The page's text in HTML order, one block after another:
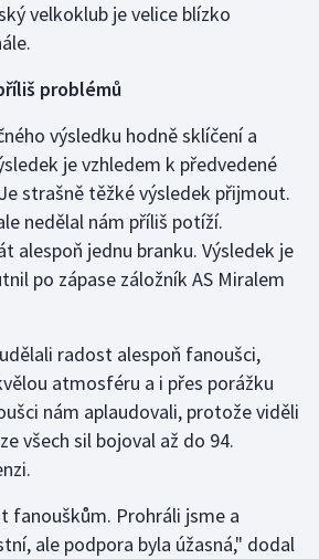
velkoklub je velice blízko
problémů
výsledku hodně sklíčení a
je vzhledem k předvedené
strašně těžké výsledek přijmout.
nedělal nám příliš potíží.
alespoň jednu branku. Výsledek je
po zápase záložník AS Miralem
udělali radost alespoň fanoušci,
atmosféru a i přes porážku
nám aplaudovali, protože viděli
všech sil bojoval až do 94.
fanouškům. Prohráli jsme a
ale podpora byla úžasná," dodal